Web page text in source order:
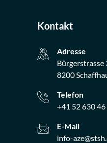
Kontakt
Adresse
Bürgerstrasse
8200
Telefon
+41 52 630 46
E-Mail
info-